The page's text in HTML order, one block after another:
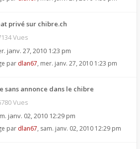
privé sur chibre.ch
Vues
janv. 27, 2010 1:23 pm
par dlan67, mer. janv. 27, 2010 1:23 pm
sans annonce dans le chibre
Vues
janv. 02, 2010 12:29 pm
par dlan67, sam. janv. 02, 2010 12:29 pm